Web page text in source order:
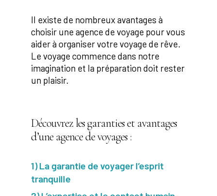
Il existe de nombreux avantages à
choisir une agence de voyage pour vous
aider à organiser votre voyage de rêve.
Le voyage commence dans notre
imagination et la préparation doit rester
un plaisir.
Découvrez les garanties et avantages
d’une agence de voyages :
1) La garantie de voyager l’esprit
tranquille